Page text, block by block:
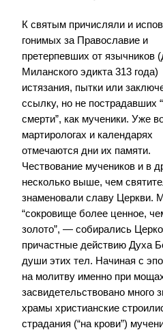
К святым причисляли и
гонимых за Православие и
претерпевших от язычников
Миланского эдикта 313 года)
истязания, пытки или
ссылку, но не пострадавших
смерти”, как мученики. Уже
мартирологах и календарях
отмечаются дни их памяти.
Чествование мучеников и в
несколько выше, чем
знаменовали славу Церкви.
“сокровище более ценное,
золото”, — собирались
причастные действию Духа
души этих тел. Начиная с
на молитву именно при
засвидетельствовано много
храмы христианские
страдания (“на крови”)